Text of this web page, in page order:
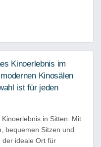
Kinoerlebnis im
Kinosälen
ist für jeden
in Sitten. Mit
bequemen Sitzen und
der ideale Ort für